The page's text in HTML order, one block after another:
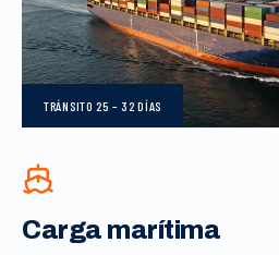
TRÁNSITO 25 – 32 DÍAS
Carga marítima